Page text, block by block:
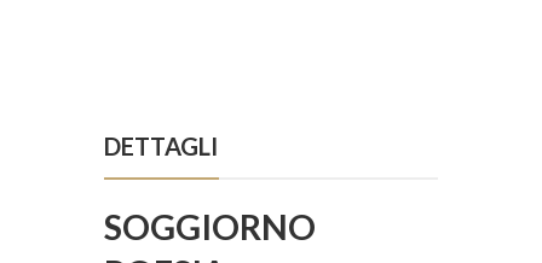
DETTAGLI
SOGGIORNO